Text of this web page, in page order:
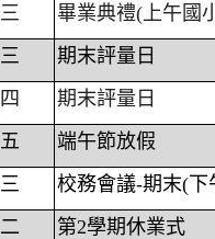
三
畢業典禮(上午國
三
期末評量日
四
期末評量日
五
端午節放假
三
校務會議-期末(下
二
第2學期休業式